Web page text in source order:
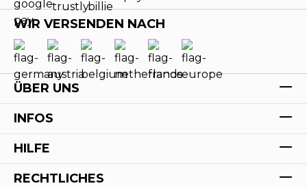
WIR VERSENDEN NACH
ÜBER UNS
INFOS
HILFE
RECHTLICHES